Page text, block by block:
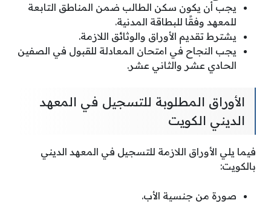
يجب أن يكون سكن الطالب ضمن المناطق التابعة
للمعهد وفقًا للبطاقة المدنية.
يشترط تقديم الأوراق والوثائق اللازمة.
يجب النجاح في امتحان المعادلة للقبول في الصفين
الحادي عشر والثاني عشر.
الأوراق المطلوبة للتسجيل في المعهد
الديني الكويت
فيما يلي الأوراق اللازمة للتسجيل في المعهد الديني
بالكويت:
صورة من جنسية الأب.